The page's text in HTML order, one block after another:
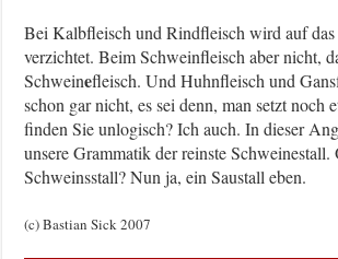
Bei Kalbfleisch und Rindfleisch wird auf das
verzichtet. Beim Schweinfleisch aber nicht,
Schweinefleisch. Und Huhnfleisch und
schon gar nicht, es sei denn, man setzt noch
finden Sie unlogisch? Ich auch. In dieser
unsere Grammatik der reinste Schweinestall.
Schweinsstall? Nun ja, ein Saustall eben.
(c) Bastian Sick 2007